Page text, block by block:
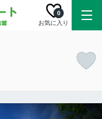
お気に入り
0